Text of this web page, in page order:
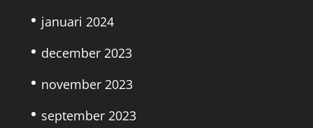
januari 2024
december 2023
november 2023
september 2023